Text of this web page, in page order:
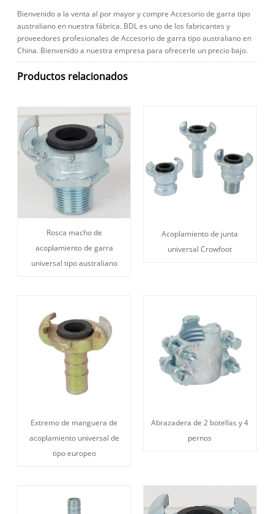
Bienvenido a la venta al por mayor y compre Accesorio de garra tipo
australiano en nuestra fábrica. BDL es uno de los fabricantes y
proveedores profesionales de Accesorio de garra tipo australiano en
China. Bienvenido a nuestra empresa para ofrecerle un precio bajo.
Productos relacionados
Rosca macho de
acoplamiento de garra
universal tipo australiano
Acoplamiento de junta
universal Crowfoot
Extremo de manguera de
acoplamiento universal de
tipo europeo
Abrazadera de 2 botellas y 4
pernos